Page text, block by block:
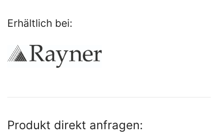
Erhältlich bei:
Produkt direkt anfragen: